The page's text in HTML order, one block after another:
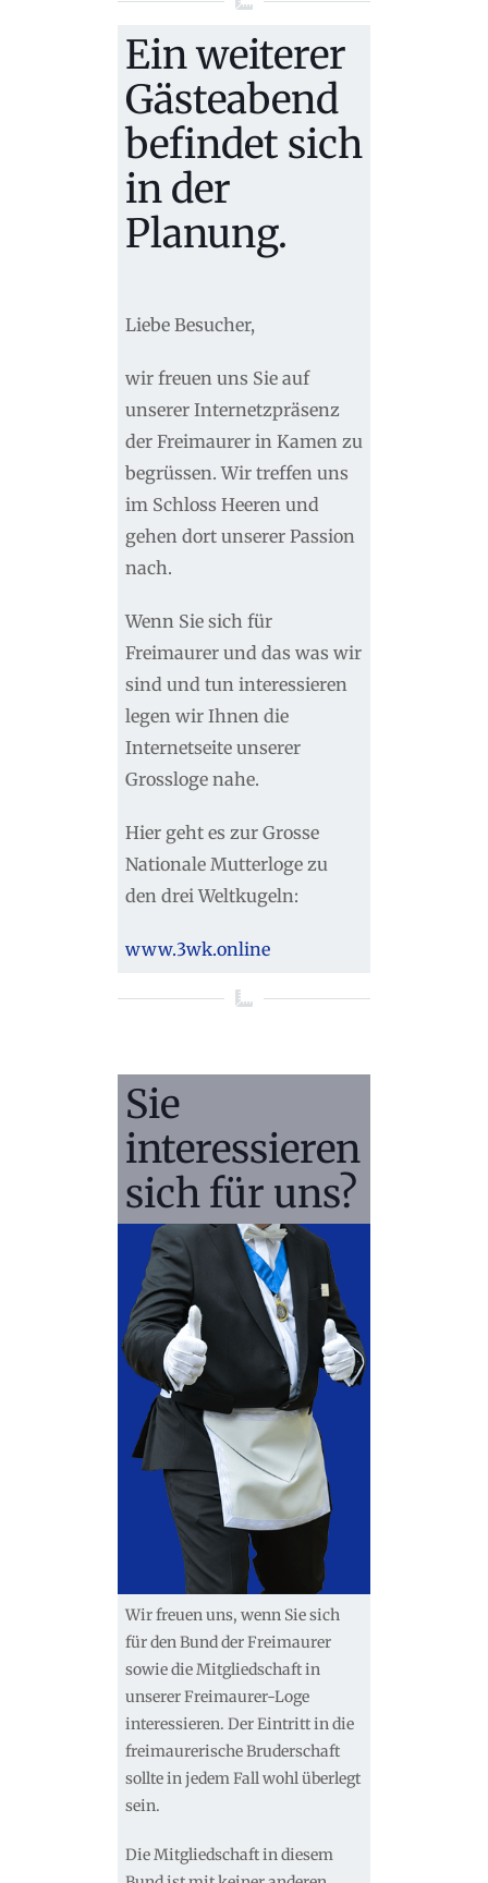
Ein weiterer
Gästeabend
befindet sich
in der
Planung.
Liebe Besucher,
wir freuen uns Sie auf
unserer Internetzpräsenz
der Freimaurer in Kamen zu
begrüssen. Wir treffen uns
im Schloss Heeren und
gehen dort unserer Passion
nach.
Wenn Sie sich für
Freimaurer und das was wir
sind und tun interessieren
legen wir Ihnen die
Internetseite unserer
Grossloge nahe.
Hier geht es zur Grosse
Nationale Mutterloge zu
den drei Weltkugeln:
www.3wk.online
Sie
interessieren
sich für uns?
Wir freuen uns, wenn Sie sich
für den Bund der Freimaurer
sowie die Mitgliedschaft in
unserer Freimaurer-Loge
interessieren. Der Eintritt in die
freimaurerische Bruderschaft
sollte in jedem Fall wohl überlegt
sein.
Die Mitgliedschaft in diesem